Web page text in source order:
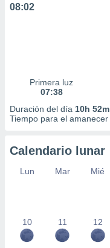
08:02
Primera luz
07:38
Duración del día 10h 52m
Tiempo para el amanecer
Calendario lunar
Lun Mar Mié
10 11 12